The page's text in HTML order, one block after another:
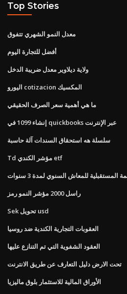
Top Stories
معدل النمو الشهري تتفوق
أفضل للتجارة اليوم
ولاية ديلاوير معدل ضريبة الدخل
اليورو cotizacion المكسيك
ما هي أهمية سعر الصرف الحقيقي
إنشاء 1099 في quickbooks عبر الإنترنت
سلسلة هه استحقاق السندات آلة حاسبة
Td مؤشر الكندي etf
المستقبلية للمعاش السنوي لمدة 3 سنوات
راسل 2000 مؤشر النمو رمز
Sek تحويل usd
العقوبات التجارية الكندية ضد روسيا
العقود الشفوية التي تم التنازع عليها
تحت الارض دليل التعارف عن طريق الانترنت
الأوراق المالية للاستثمار بلوق ماليزيا